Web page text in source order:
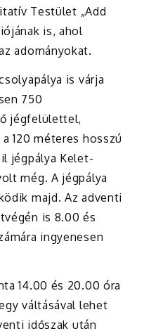
Testület „Add
is, ahol
adományokat.
is várja
750
jégfelülettel,
120 méteres hosszú
jégpálya Kelet-
még. A jégpálya
majd. Az adventi
is 8.00 és
ingyenesen
14.00 és 20.00 óra
váltásával lehet
időszak után